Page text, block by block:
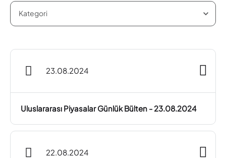
23.08.2024
Uluslararası Piyasalar Günlük Bülten - 23.08.2024
22.08.2024